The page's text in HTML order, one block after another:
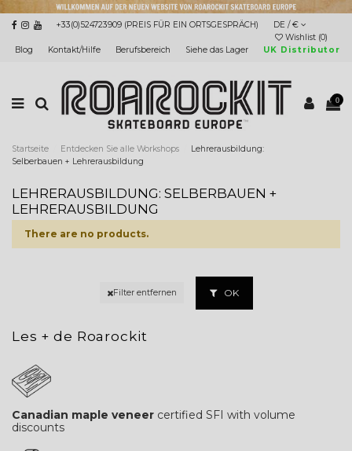
+33(0)524723909 (PREIS FÜR EIN ORTSGESPRÄCH)
DE / €
Wishlist (0)
Blog
Kontakt/Hilfe Berufsbereich Siehe das Lager UK Distributor
0
Startseite Entdecken Sie alle Workshops
Lehrerausbildung:
Selberbauen + Lehrerausbildung
LEHRERAUSBILDUNG: SELBERBAUEN +
LEHRERAUSBILDUNG
There are no products.
Filter entfernen OK
Les + de Roarockit
Canadian maple veneer certified SFI with volume
discounts